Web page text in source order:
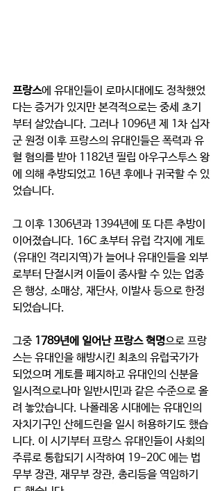
프랑스에 유대인들이 로마시대에도 정착했었
다는 증거가 있지만 본격적으로는 중세 초기
부터 살았습니다. 그러나 1096년 제 1차 십자
군 원정 이후 프랑스의 유대인들은 폭력과 유
혈 혐의를 받아 1182년 필립 아우구스투스 왕
에 의해 추방되었고 16년 후에나 귀국할 수 있
었습니다.
그 이후 1306년과 1394년에 또 다른 추방이
이어졌습니다. 16C 초부터 유럽 각지에 게토
(유대인 격리지역)가 늘어나 유대인들을 외부
로부터 단절시켜 이들이 종사할 수 있는 업종
은 행상, 소매상, 재단사, 이발사 등으로 한정
되었습니다.
그중 1789년에 일어난 프랑스 혁명으로 프랑
스는 유대인을 해방시킨 최초의 유럽국가가
되었으며 게토를 폐지하고 유대인의 신분을
일시적으로나마 일반시민과 같은 수준으로 올
려 놓았습니다. 나폴레옹 시대에는 유대인의
자치기구인 산헤드린을 일시 허용하기도 했습
니다. 이 시기부터 프랑스 유대인들이 사회의
주류로 통합되기 시작하여 19-20C 에는 법
무부 장관, 재무부 장관, 총리등을 역임하기